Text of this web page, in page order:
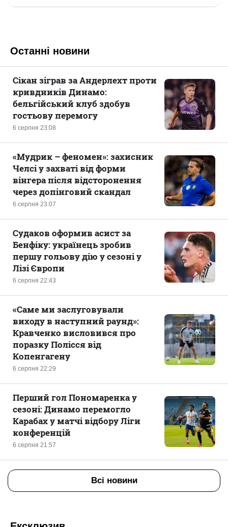
Останні новини
6 серпня 23:08
Сікан зіграв за Андерлехт проти
кривдників Динамо:
бельгійський клуб здобув
гостьову перемогу
6 серпня 23:07
«Мудрик – феномен»: захисник
Челсі у захваті від форми
вінгера після відсторонення
через допінговий скандал
6 серпня 22:43
Судаков оформив асист за
Бенфіку: українець зробив
першу гольову дію у сезоні у
Лізі Європи
6 серпня 22:29
«Саме ми заслуговували
виходу в наступний раунд»:
Кравченко висловився про
поразку Полісся від
Копенгагену
6 серпня 21:57
Перший гол Пономаренка у
сезоні: Динамо перемогло
Карабах у матчі відбору Ліги
конференцій
Всі новини